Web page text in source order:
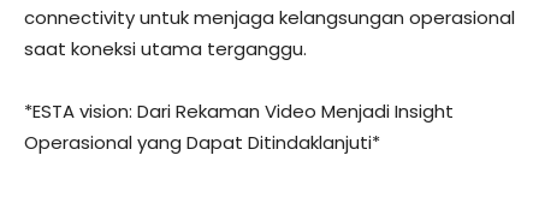
connectivity untuk menjaga kelangsungan operasional
saat koneksi utama terganggu.
*ESTA vision: Dari Rekaman Video Menjadi Insight
Operasional yang Dapat Ditindaklanjuti*